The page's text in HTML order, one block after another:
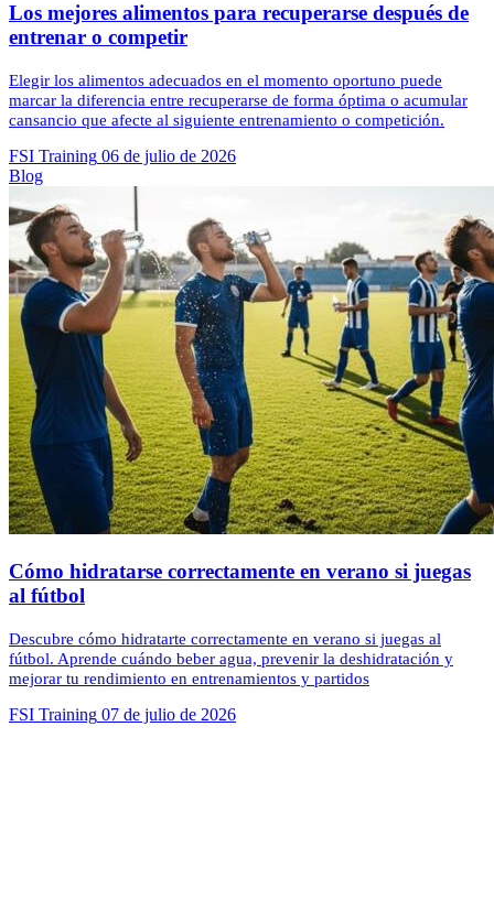
Los mejores alimentos para recuperarse después de
entrenar o competir
Elegir los alimentos adecuados en el momento oportuno puede
marcar la diferencia entre recuperarse de forma óptima o acumular
cansancio que afecte al siguiente entrenamiento o competición.
FSI Training 06 de julio de 2026
Blog
Cómo hidratarse correctamente en verano si juegas
al fútbol
Descubre cómo hidratarte correctamente en verano si juegas al
fútbol. Aprende cuándo beber agua, prevenir la deshidratación y
mejorar tu rendimiento en entrenamientos y partidos
FSI Training 07 de julio de 2026